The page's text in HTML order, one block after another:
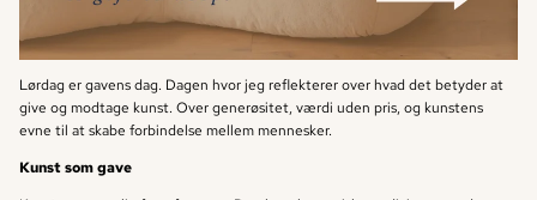
Lørdag er gavens dag. Dagen hvor jeg reflekterer over hvad det betyder at
give og modtage kunst. Over generøsitet, værdi uden pris, og kunstens
evne til at skabe forbindelse mellem mennesker.
Kunst som gave